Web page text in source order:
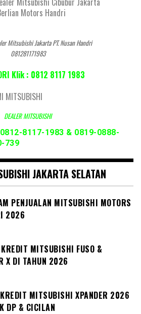
Mitsubishi Jakarta PT. Nusan Handri
081281171983
Klik : 0812 8117 1983
DEALER MITSUBISHI
0812-8117-1983 & 0819-0888-
739
JAKARTA SELATAN
PENJUALAN MITSUBISHI MOTORS
2026
MITSUBISHI FUSO &
X DI TAHUN 2026
MITSUBISHI XPANDER 2026
DP & CICILAN